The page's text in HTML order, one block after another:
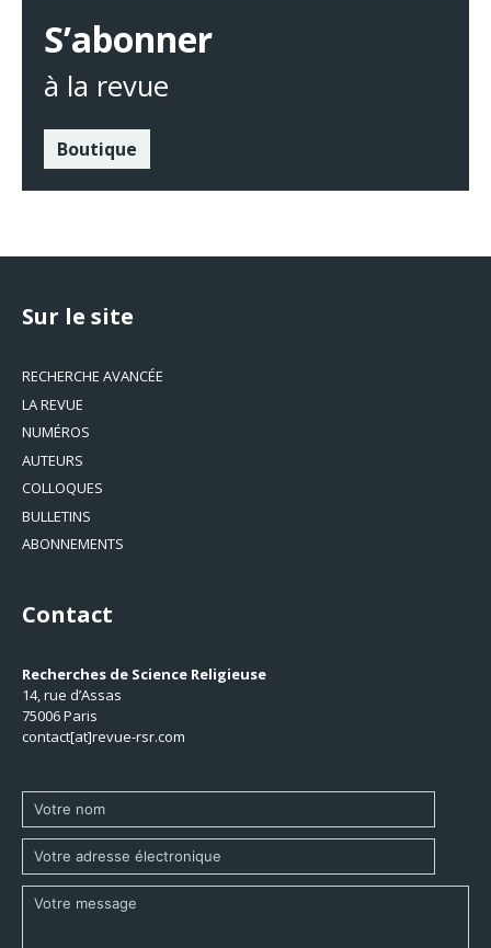
S’abonner
à la revue
Boutique
Sur le site
RECHERCHE AVANCÉE
LA REVUE
NUMÉROS
AUTEURS
COLLOQUES
BULLETINS
ABONNEMENTS
Contact
Recherches de Science Religieuse
14, rue d’Assas
75006 Paris
contact[at]revue-rsr.com